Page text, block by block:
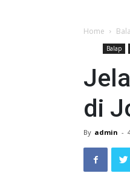
Home
Balap
di
By admin -